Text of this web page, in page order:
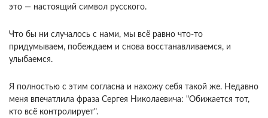
это — настоящий символ русского.
Что бы ни случалось с нами, мы всё равно что-то
придумываем, побеждаем и снова восстанавливаемся, и
улыбаемся.
Я полностью с этим согласна и нахожу себя такой же. Недавно
меня впечатлила фраза Сергея Николаевича: "Обижается тот,
кто всё контролирует".